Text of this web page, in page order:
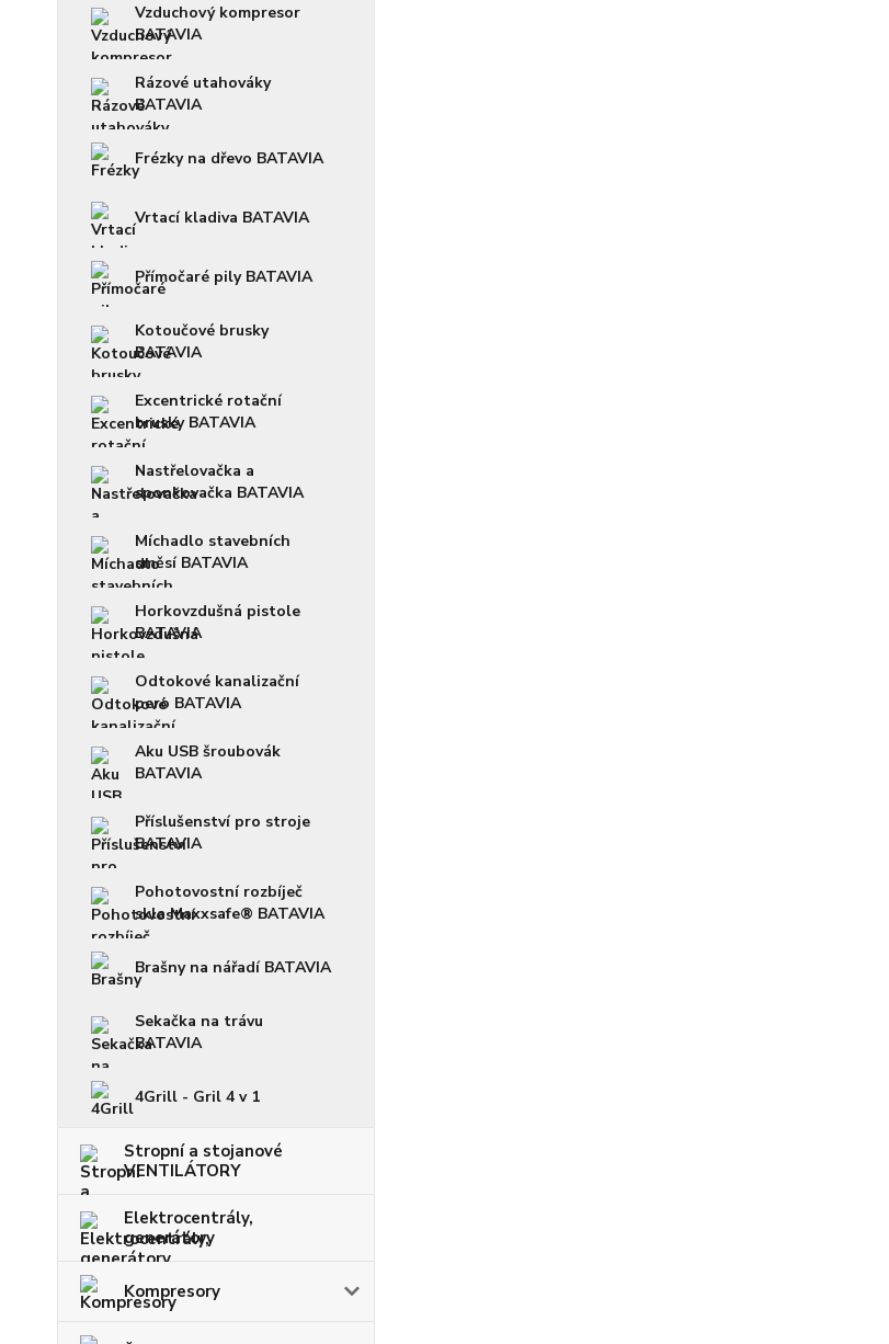
Vzduchový kompresor
BATAVIA
Rázové utahováky
BATAVIA
Frézky na dřevo BATAVIA
Vrtací kladiva BATAVIA
Přímočaré pily BATAVIA
Kotoučové brusky
BATAVIA
Excentrické rotační
brusky BATAVIA
Nastřelovačka a
sponkovačka BATAVIA
Míchadlo stavebních
směsí BATAVIA
Horkovzdušná pistole
BATAVIA
Odtokové kanalizační
pero BATAVIA
Aku USB šroubovák
BATAVIA
Příslušenství pro stroje
BATAVIA
Pohotovostní rozbíječ
skla Maxxsafe® BATAVIA
Brašny na nářadí BATAVIA
Sekačka na trávu
BATAVIA
4Grill - Gril 4 v 1
Stropní a stojanové
VENTILÁTORY
Elektrocentrály,
generátory
Kompresory